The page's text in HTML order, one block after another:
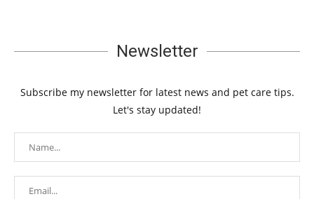
Newsletter
Subscribe my newsletter for latest news and pet care tips.
Let's stay updated!